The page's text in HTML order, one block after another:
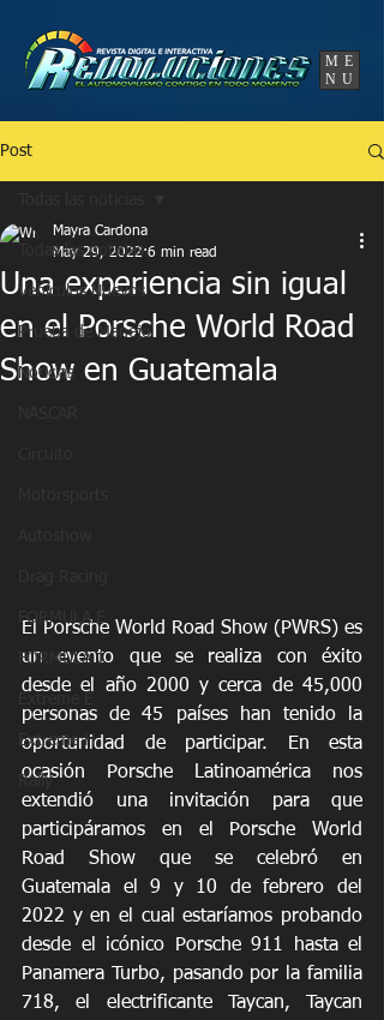
ME
NU
Post
Todas las noticias
Vehículos Nuevos
Prueba de Manejo
Noticias
FORMULA E
FORMULA 1
Extreme H
Rally
Una experiencia sin igual
en el Porsche World Road
Show en Guatemala
Mayra Cardona
May 29, 2022 6 min read
El Porsche World Road Show (PWRS) es
un evento que se realiza con éxito
desde el año 2000 y cerca de 45,000
personas de 45 países han tenido la
oportunidad de participar. En esta
ocasión Porsche Latinoamérica nos
extendió una invitación para que
participáramos en el Porsche World
Road Show que se celebró en
Guatemala el 9 y 10 de febrero del
2022 y en el cual estaríamos probando
desde el icónico Porsche 911 hasta el
Panamera Turbo, pasando por la familia
718, el electrificante Taycan, Taycan